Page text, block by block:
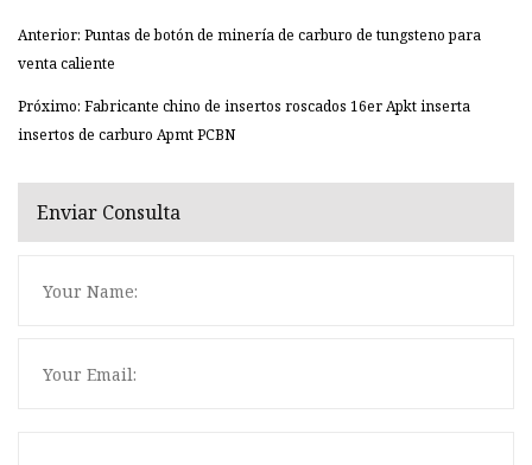
Anterior: Puntas de botón de minería de carburo de tungsteno para
venta caliente
Próximo: Fabricante chino de insertos roscados 16er Apkt inserta
insertos de carburo Apmt PCBN
Enviar Consulta